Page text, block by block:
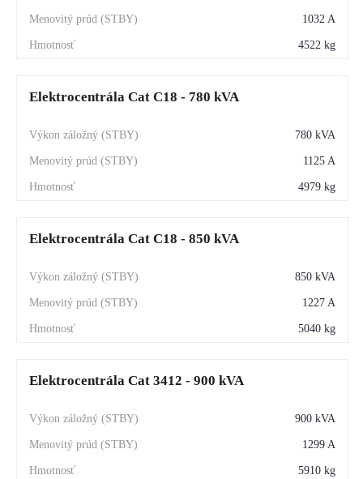
1032 A
4522 kg
Elektrocentrála Cat C18 - 780 kVA
780 kVA
1125 A
4979 kg
Elektrocentrála Cat C18 - 850 kVA
850 kVA
1227 A
5040 kg
Elektrocentrála Cat 3412 - 900 kVA
900 kVA
1299 A
5910 kg